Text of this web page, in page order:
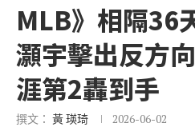
MLB》相隔36
灝宇擊出反方
涯第2轟到手
撰文： 黃 瑛琦 2026-06-02